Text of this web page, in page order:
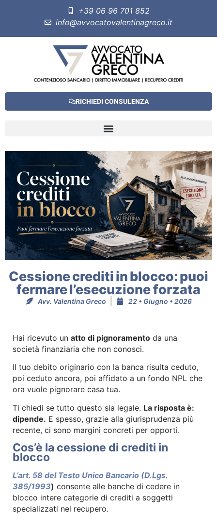
+39 06 96 701 852
info@avvocatovalentinagreco.it
RICHIEDI CONSULENZA
Cessione crediti in blocco: puoi
fermare l’esecuzione forzata
Avv. Valentina Greco 22 • Giugno • 2026
Hai ricevuto un atto di pignoramento da una
società finanziaria che non conosci.
Il tuo debito originario con la banca risulta ceduto,
poi ceduto ancora, poi affidato a un fondo NPL che
ora vuole pignorare casa tua.
Ti chiedi se tutto questo sia legale. La risposta è:
dipende. E spesso, grazie alla giurisprudenza più
recente, ci sono margini concreti per opporti.
Cos’è la cessione di crediti in
blocco
L’art. 58 del Testo Unico Bancario (D.Lgs.
385/1993) consente alle banche di cedere in
blocco intere categorie di crediti a soggetti
specializzati nel recupero.